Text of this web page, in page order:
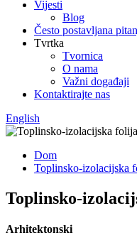
Vijesti
Blog
Često postavljana
Tvrtka
Tvornica
O nama
Važni događaji
Kontaktirajte nas
English
Dom
Toplinsko-izolacijska
Toplinsko-
Arhitektonski